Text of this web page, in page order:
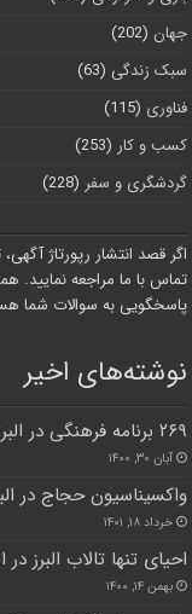
جهان (202)
سبک زندگی (63)
فناوری (115)
کسب و کار (253)
گردشگری و سفر (228)
اگر قصد انتشار رپورتاژ
تماس با ما مراجعه نمایید.
پاسخگویی به سوالات شما
نوشته‌های اخیر
۲۶۹ برنامه فرهنگی در البرز تدوین شد
آبان ۳۰, ۱۴۰۰
واکسیناسیون حجاج در
خرداد ۱۸, ۱۴۰۱
احیای تنها تالاب البرز در
بهمن ۱۴, ۱۴۰۰